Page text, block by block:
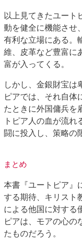
以上見てきたユート
動を健全に機能させ
有利な立場にある。
維、皮革など豊富に
富が入ってくる。
しかし、金銀財宝は
ピアでは、それ自体
たときに外国傭兵を
トピア人の血が流
闘に投入し、策略の
まとめ
本書『ユートピア』
する期待、キリスト
による他国に対する
ピアは、モアの心の
たものだろう。